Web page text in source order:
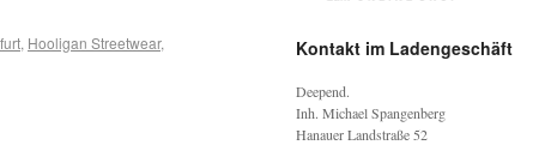
, Hooligan Streetwear,
Kontakt im Ladengeschäft
Deepend.
Inh. Michael Spangenberg
Hanauer Landstraße 52